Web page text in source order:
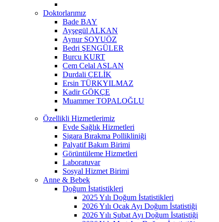
Doktorlarımız
Bade BAY
Ayşegül ALKAN
Aynur SOYUÖZ
Bedri ŞENGÜLER
Burcu KURT
Cem Celal ASLAN
Durdali ÇELİK
Ersin TÜRKYILMAZ
Kadir GÖKÇE
Muammer TOPALOĞLU
Özellikli Hizmetlerimiz
Evde Sağlık Hizmetleri
Sigara Bırakma Pollikliniği
Palyatif Bakım Birimi
Görüntüleme Hizmetleri
Laboratuvar
Sosyal Hizmet Birimi
Anne & Bebek
Doğum İstatistikleri
2025 Yılı Doğum İstatistikleri
2026 Yılı Ocak Ayı Doğum İstatistiği
2026 Yılı Şubat Ayı Doğum İstatistiği